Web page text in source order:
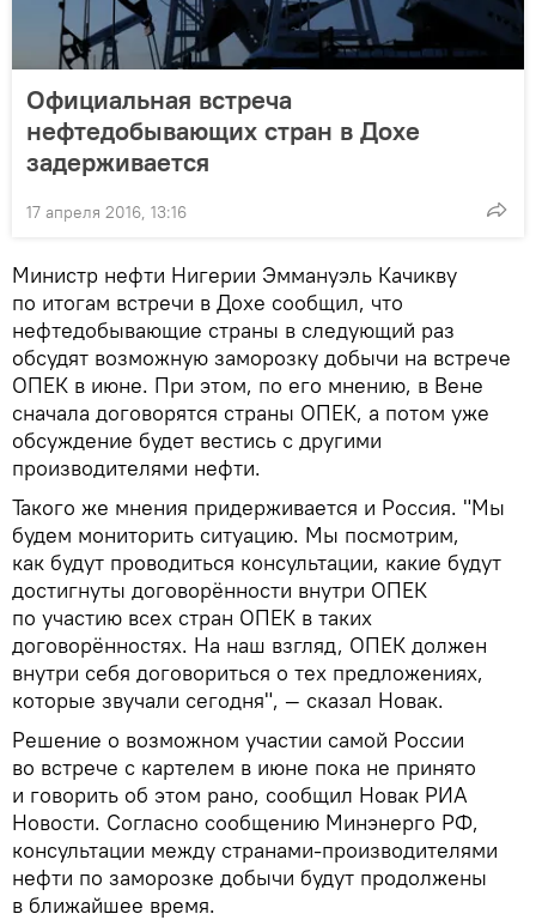
Официальная встреча
нефтедобывающих стран в Дохе
задерживается
17 апреля 2016, 13:16
Министр нефти Нигерии Эммануэль Качикву
по итогам встречи в Дохе сообщил, что
нефтедобывающие страны в следующий раз
обсудят возможную заморозку добычи на встрече
ОПЕК в июне. При этом, по его мнению, в Вене
сначала договорятся страны ОПЕК, а потом уже
обсуждение будет вестись с другими
производителями нефти.
Такого же мнения придерживается и Россия. "Мы
будем мониторить ситуацию. Мы посмотрим,
как будут проводиться консультации, какие будут
достигнуты договорённости внутри ОПЕК
по участию всех стран ОПЕК в таких
договорённостях. На наш взгляд, ОПЕК должен
внутри себя договориться о тех предложениях,
которые звучали сегодня", — сказал Новак.
Решение о возможном участии самой России
во встрече с картелем в июне пока не принято
и говорить об этом рано, сообщил Новак РИА
Новости. Согласно сообщению Минэнерго РФ,
консультации между странами-производителями
нефти по заморозке добычи будут продолжены
в ближайшее время.